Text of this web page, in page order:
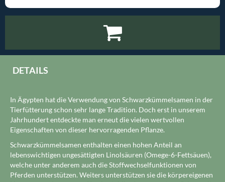
DETAILS
In Ägypten hat die Verwendung von Schwarzkümmelsamen in der
Tierfütterung schon sehr lange Tradition. Doch erst in unserem
Jahrhundert entdeckte man erneut die vielen wertvollen
Eigenschaften von dieser hervorragenden Pflanze.
Schwarzkümmelsamen enthalten einen hohen Anteil an
lebenswichtigen ungesättigten Linolsäuren (Omege-6-Fettsäuen),
welche unter anderem auch die Stoffwechselfunktionen von
Pferden unterstützen. Weiters unterstützen sie die körpereigenen